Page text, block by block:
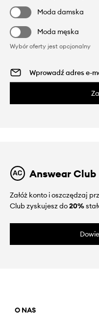
Moda damska
Moda męska
Wybór oferty jest opcjonalny
Answear Club
Załóż konto i oszczędzaj
Club zyskujesz do20%
O NAS